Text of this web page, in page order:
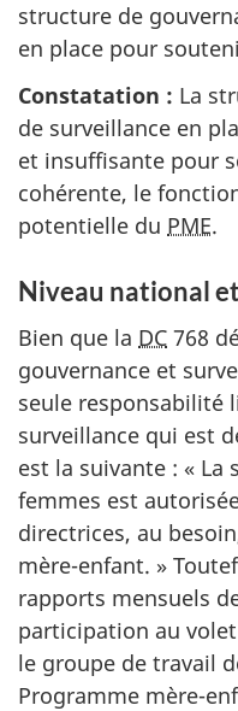
structure de
en place pour
Constatation : La
de surveillance en
et insuffisante pour
cohérente, le
potentielle du PME.
Niveau national
Bien que la DC 768
gouvernance et
seule responsabilité
surveillance qui est
est la suivante : « La
femmes est
directrices, au
mère-enfant. »
rapports mensuels
participation au
le groupe de travail
Programme mère-